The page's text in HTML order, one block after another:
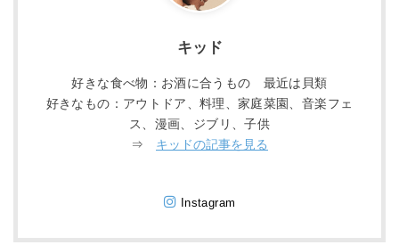
キッド
好きな食べ物：お酒に合うもの 最近は貝類
好きなもの：アウトドア、料理、家庭菜園、音楽フェ
ス、漫画、ジブリ、子供
⇒ キッドの記事を見る
Instagram